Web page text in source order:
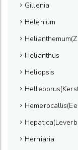
Gillenia
Helenium
Helianthus
Heliopsis
Herniaria